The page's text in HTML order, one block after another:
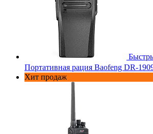
Портативная рация Baofeng DR-
Хит продаж